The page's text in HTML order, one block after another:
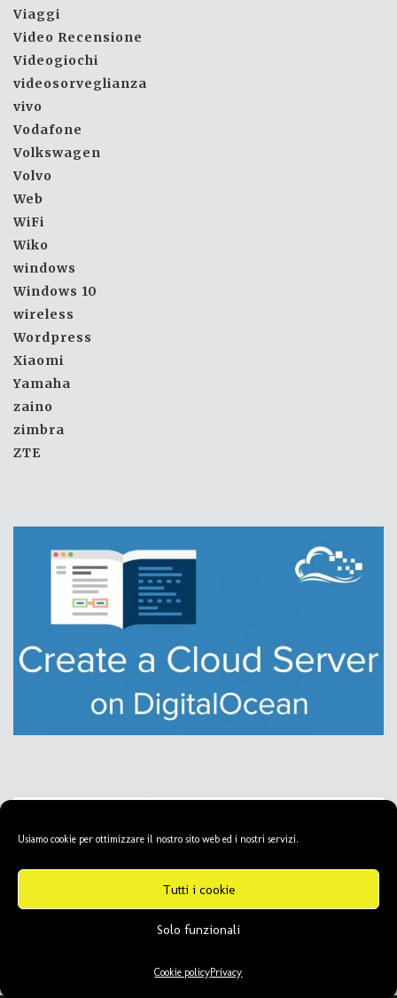
Usiamo cookie per ottimizzare il nostro sito web ed i nostri servizi.
Tutti i cookie
Solo funzionali
Cookie policyPrivacy
Viaggi
Video Recensione
Videogiochi
videosorveglianza
vivo
Vodafone
Volkswagen
Volvo
Web
WiFi
Wiko
windows
Windows 10
wireless
Wordpress
Xiaomi
Yamaha
zaino
zimbra
ZTE